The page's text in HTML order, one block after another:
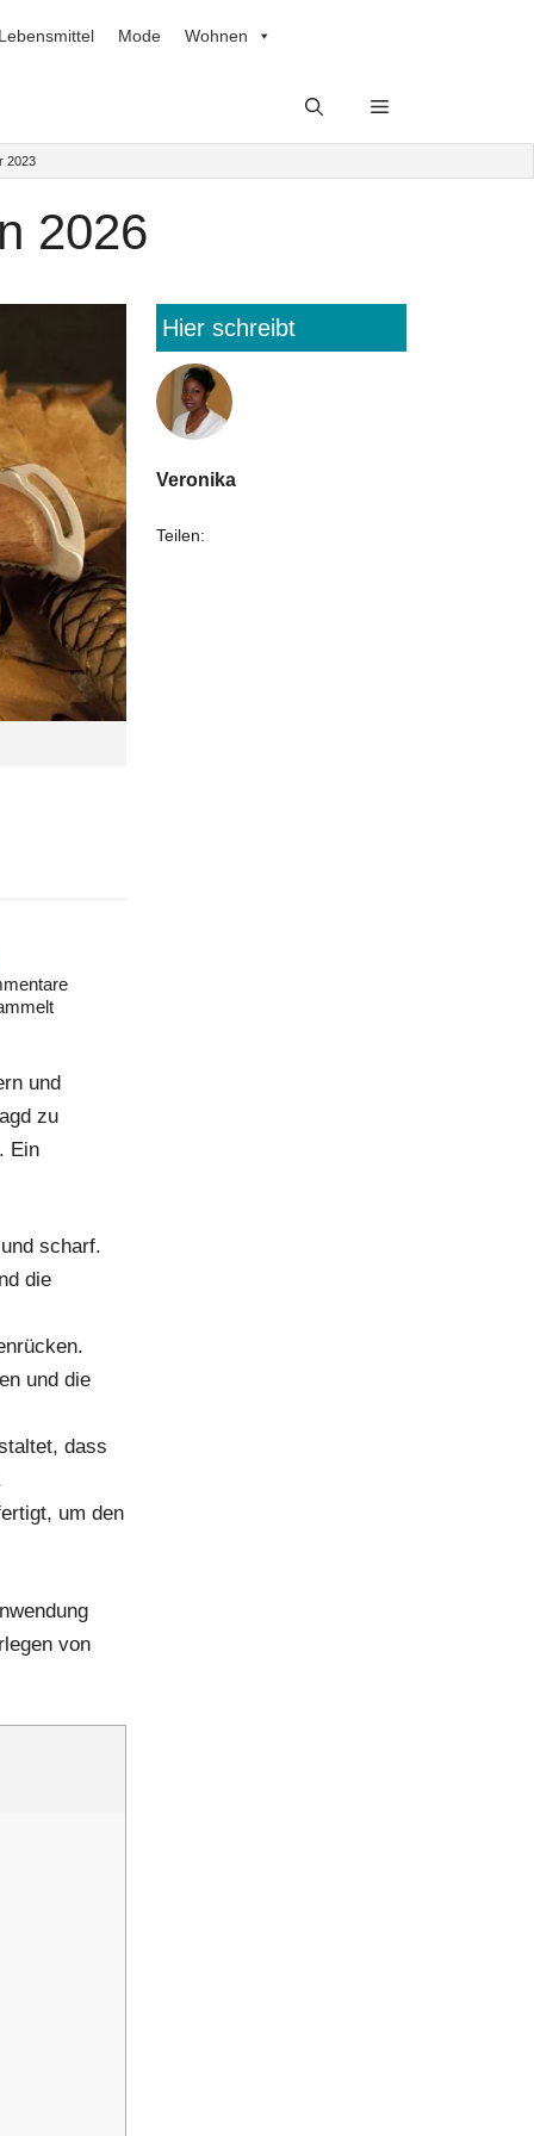
Lebensmittel Mode Wohnen
2023
2026
und
zu
Ein
scharf.
die
und die
dass
um den
von
Hier schreibt
Veronika
Teilen: